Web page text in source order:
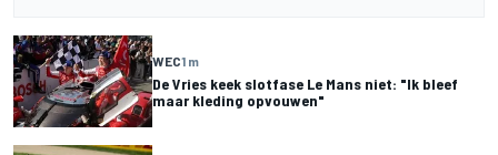
WEC1 m
De Vries keek slotfase Le Mans niet: "Ik bleef
maar kleding opvouwen"